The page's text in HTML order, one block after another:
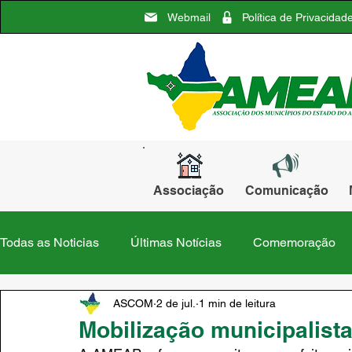
Webmail Política de
Associação Comunicação
Todas as Noticias Últimas Notícias Comemoração
Calçoene Cutias do Araguari Ferreira Gomes
Mobilização
ASCOM 2 de jul. 1 min de leitura